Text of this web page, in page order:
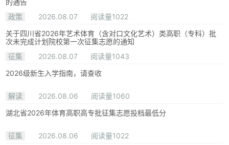
的通告
政策
2026.08.07
阅读量1022
关于四川省2026年艺术体育（含对口文化艺术）类高职（专科）批
次未完成计划院校第一次征集志愿的通知
征集
2026.08.07
阅读量1043
2026级新生入学指南，请查收
解读 2026.08.06
阅读量1060
湖北省2026年体育高职高专批征集志愿投档最低分
征集 2026.08.06
阅读量1022